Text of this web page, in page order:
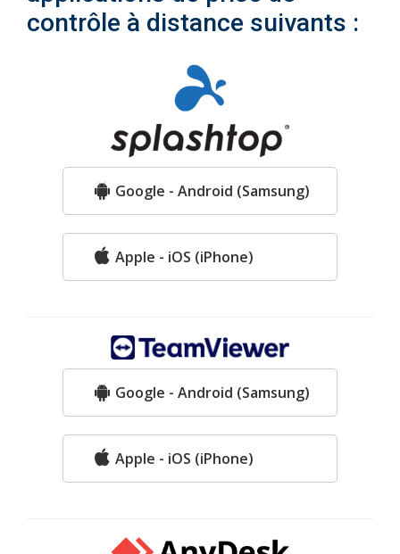
contrôle à distance suivants :
Google - Android (Samsung)
Apple - iOS (iPhone)
Google - Android (Samsung)
Apple - iOS (iPhone)